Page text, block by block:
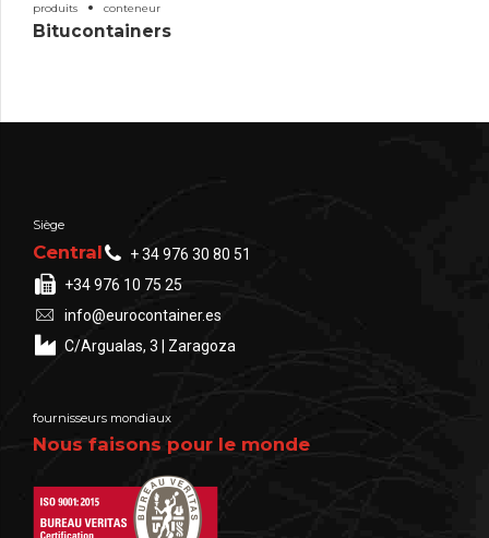
produits conteneur
Bitucontainers
Siège
Central
+ 34 976 30 80 51
+34 976 10 75 25
info@eurocontainer.es
C/Argualas, 3 | Zaragoza
fournisseurs mondiaux
Nous faisons pour le monde